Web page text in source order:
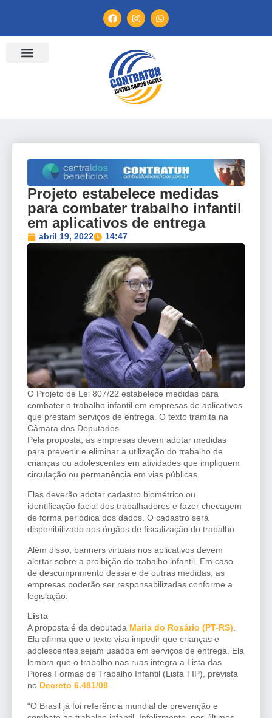
Projeto estabelece medidas
para combater trabalho infantil
em aplicativos de entrega
abril 19, 2022 14:47
O Projeto de Lei 807/22 estabelece medidas para
combater o trabalho infantil em empresas de aplicativos
que prestam serviços de entrega. O texto tramita na
Câmara dos Deputados.
Pela proposta, as empresas devem adotar medidas
para prevenir e eliminar a utilização do trabalho de
crianças ou adolescentes em atividades que impliquem
circulação ou permanência em vias públicas.
Elas deverão adotar cadastro biométrico ou
identificação facial dos trabalhadores e fazer checagem
de forma periódica dos dados. O cadastro será
disponibilizado aos órgãos de fiscalização do trabalho.
Além disso, banners virtuais nos aplicativos devem
alertar sobre a proibição do trabalho infantil. Em caso
de descumprimento dessa e de outras medidas, as
empresas poderão ser responsabilizadas conforme a
legislação.
Lista
A proposta é da deputada Maria do Rosário (PT-RS)
Ela afirma que o texto visa impedir que crianças e
adolescentes sejam usados em serviços de entrega. Ela
lembra que o trabalho nas ruas integra a Lista das
Piores Formas de Trabalho Infantil (Lista TIP), prevista
no Decreto 6.481/08
“O Brasil já foi referência mundial de prevenção e